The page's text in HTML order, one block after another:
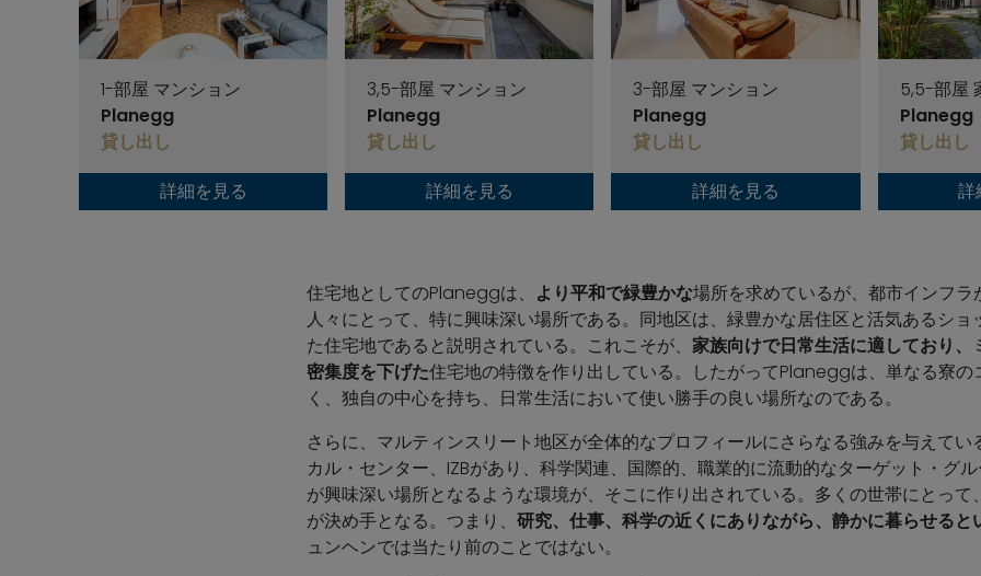
1-部屋 マンション
Planegg
貸し出し
詳細を見る
3,5-部屋 マンション
Planegg
貸し出し
詳細を見る
3-部屋 マンション
Planegg
貸し出し
詳細を見る
5,5-部屋
Planegg
貸し出し
詳
住宅地としてのPlaneggは、 より平和で緑豊かな場所を求めているが、都市インフ
人々にとって、特に興味深い場所である。同地区は、緑豊かな居住区と活気あるシ
た住宅地であると説明されている。これこそが、 家族向けで日常生活に適しており、
密集度を下げた住宅地の特徴を作り出している。したがってPlaneggは、単なる寮の
く、独自の中心を持ち、日常生活において使い勝手の良い場所なのである。
さらに、マルティンスリート地区が全体的なプロフィールにさらなる強みを与えて
カル・センター、IZBがあり、科学関連、国際的、職業的に流動的なターゲット・グ
が興味深い場所となるような環境が、そこに作り出されている。多くの世帯にとっ
が決め手となる。つまり、 研究、仕事、科学の近くにありながら、静かに暮らせると
ュンヘンでは当たり前のことではない。